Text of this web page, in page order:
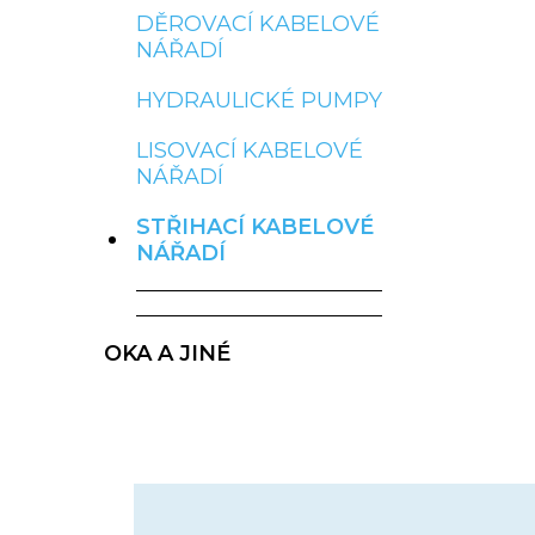
DĚROVACÍ KABELOVÉ
NÁŘADÍ
HYDRAULICKÉ PUMPY
LISOVACÍ KABELOVÉ
NÁŘADÍ
STŘIHACÍ KABELOVÉ
NÁŘADÍ
OKA A JINÉ